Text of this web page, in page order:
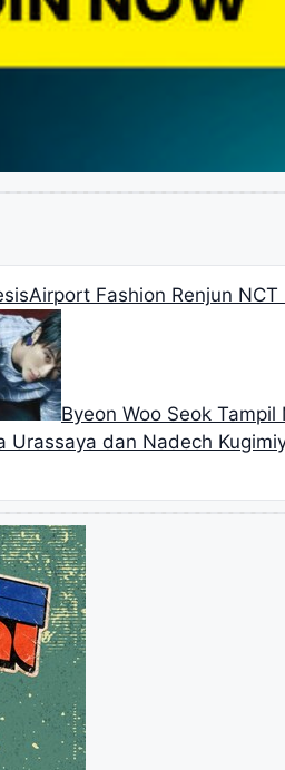
Airport Fashion Renjun
Byeon Woo Seok
dan Nadech